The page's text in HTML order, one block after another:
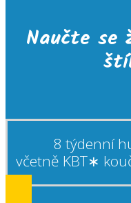
Naučte
8 týdenní
včetně KBT∗